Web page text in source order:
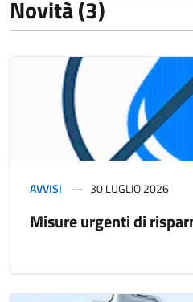
Novità (3)
AVVISI 30 LUGLIO 2026
Misure urgenti di